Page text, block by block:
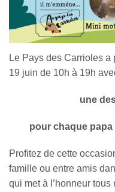
Le Pays des Carrioles
19 juin de 10h à 19h
une
pour chaque
Profitez de cette
famille ou entre amis
qui met à l’honneur